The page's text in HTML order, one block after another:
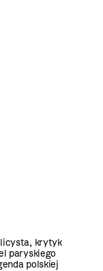
krytyk
paryskiego
polskiej